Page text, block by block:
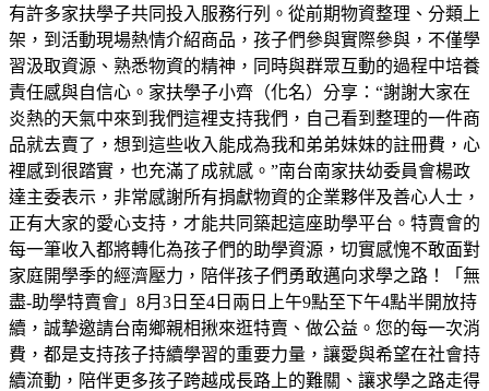
有許多家扶學子共同投入服務行列。從前期物資整理、分類上
架，到活動現場熱情介紹商品，孩子們參與實際參與，不僅學
習汲取資源、熟悉物資的精神，同時與群眾互動的過程中培養
責任感與自信心。家扶學子小齊（化名）分享：“謝謝大家在
炎熱的天氣中來到我們這裡支持我們，自己看到整理的一件商
品就去賣了，想到這些收入能成為我和弟弟妹妹的註冊費，心
裡感到很踏實，也充滿了成就感。”南台南家扶幼委員會楊政
達主委表示，非常感謝所有捐獻物資的企業夥伴及善心人士，
正有大家的愛心支持，才能共同築起這座助學平台。特賣會的
每一筆收入都將轉化為孩子們的助學資源，切實感愧不敢面對
家庭開學季的經濟壓力，陪伴孩子們勇敢邁向求學之路！「無
盡-助學特賣會」8月3日至4日兩日上午9點至下午4點半開放持
續，誠摯邀請台南鄉親相揪來逛特賣、做公益。您的每一次消
費，都是支持孩子持續學習的重要力量，讓愛與希望在社會持
續流動，陪伴更多孩子跨越成長路上的難關、讓求學之路走得